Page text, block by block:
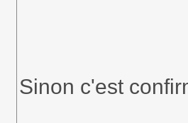
Sinon c'est